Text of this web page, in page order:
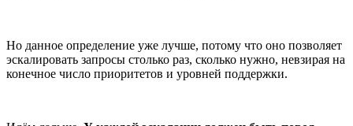
Но данное определение уже лучше, потому что оно позволяет
эскалировать запросы столько раз, сколько нужно, невзирая на
конечное число приоритетов и уровней поддержки.